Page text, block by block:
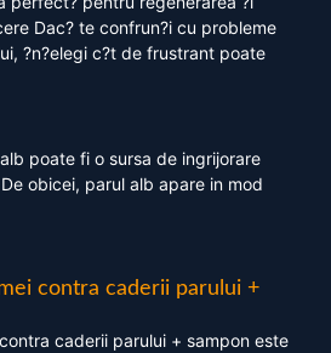
Dac? te confrun?i cu probleme
?n?elegi c?t de frustrant poate
poate fi o sursa de ingrijorare
obicei, parul alb apare in mod
contra caderii parului +
caderii parului + sampon este